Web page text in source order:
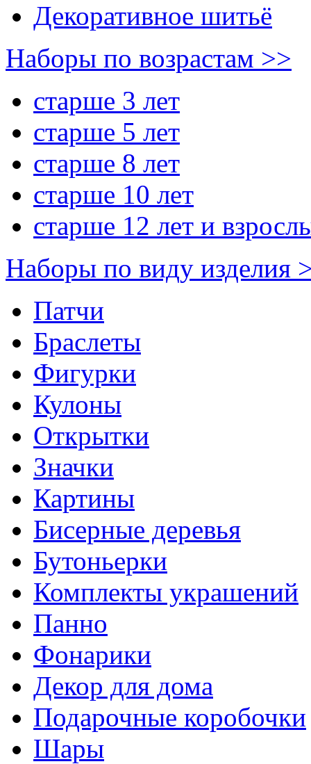
Декоративное шитьё
Наборы по возрастам >>
старше 3 лет
старше 5 лет
старше 8 лет
старше 10 лет
старше 12 лет и
Наборы по виду изделия
Патчи
Браслеты
Фигурки
Кулоны
Открытки
Значки
Картины
Бисерные деревья
Бутоньерки
Комплекты украшений
Панно
Фонарики
Декор для дома
Подарочные коробочки
Шары